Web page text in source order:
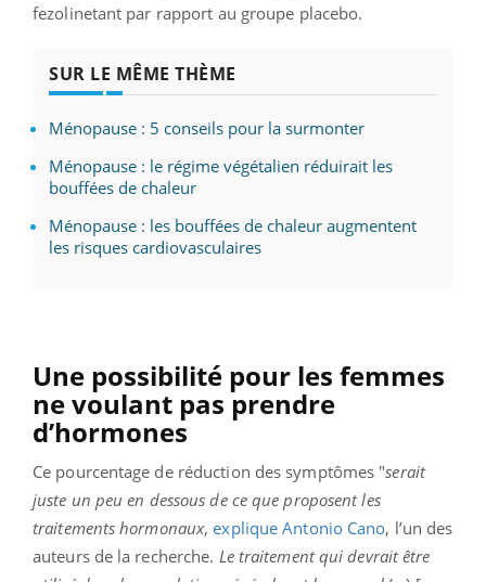
fezolinetant par rapport au groupe placebo.
SUR LE MÊME THÈME
Ménopause : 5 conseils pour la surmonter
Ménopause : le régime végétalien réduirait les
bouffées de chaleur
Ménopause : les bouffées de chaleur augmentent
les risques cardiovasculaires
Une possibilité pour les femmes
ne voulant pas prendre
d’hormones
Ce pourcentage de réduction des symptômes "serait
juste un peu en dessous de ce que proposent les
traitements hormonaux,explique Antonio Cano, l’un des
auteurs de la recherche. Le traitement qui devrait être